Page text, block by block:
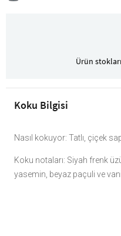
Ürün
Koku Bilgisi
Nasıl kokuyor: Tatlı, çiçek
Koku notaları: Siyah frenk
yasemin, beyaz paçuli ve